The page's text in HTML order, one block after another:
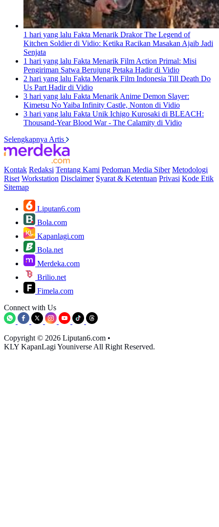
1 hari yang lalu Fakta Menarik Drakor The Legend of
Kitchen Soldier di Vidio: Ketika Racikan Masakan Ajaib Jadi
Senjata
1 hari yang lalu Fakta Menarik Film Action Primal: Misi
Pengiriman Satwa Berujung Petaka Hadir di Vidio
2 hari yang lalu Fakta Menarik Film Indonesia Till Death Do
Us Part Hadir di Vidio
3 hari yang lalu Fakta Menarik Anime Demon Slayer:
Kimetsu No Yaiba Infinity Castle, Nonton di Vidio
3 hari yang lalu Fakta Unik Ichigo Kurosaki di BLEACH:
Thousand-Year Blood War - The Calamity di Vidio
Selengkapnya Artis
Kontak Redaksi Tentang Kami Pedoman Media Siber Metodologi
Riset Workstation Disclaimer Syarat & Ketentuan Privasi Kode Etik
Sitemap
Liputan6.com
Bola.com
Kapanlagi.com
Bola.net
Merdeka.com
Brilio.net
Fimela.com
Connect with Us
Copyright © 2026 Liputan6.com •
KLY KapanLagi Youniverse All Right Reserved.